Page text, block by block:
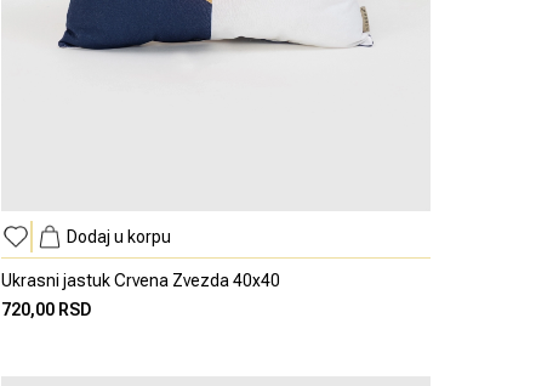
Dodaj u korpu
Ukrasni jastuk Crvena Zvezda 40x40
720,00 RSD